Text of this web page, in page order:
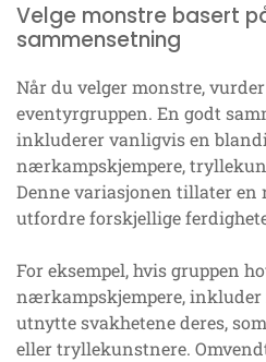
Velge monstre basert
sammensetning
Når du velger monstre,
eventyrgruppen. En godt
inkluderer vanligvis en
nærkampskjempere,
Denne variasjonen tillater en
utfordre forskjellige
For eksempel, hvis gruppen
nærkampskjempere, inkluder
utnytte svakhetene deres,
eller tryllekunstnere.